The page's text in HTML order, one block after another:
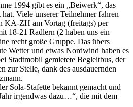
1994 gibt es ein „Beiwerk“, das
Viele unserer Teilnehmer fahren
KA-ZH am Vortag (freitags) per
18-21 Radlern (2 haben uns ein
recht große Gruppe. Das übers
Wetter und etwas Nordwind haben es
Stadtmobil gemietete Begleitbus, der
zur Stelle, dank des ausdauernden
Sola-Stafette bekannt gemacht und
irgendwas dazu…“, die mit dem